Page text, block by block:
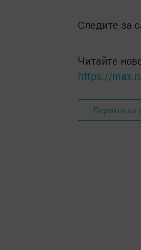
Следите за
Читайте
https://
Перейти на